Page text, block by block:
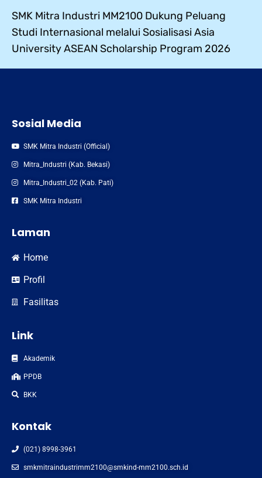
SMK Mitra Industri MM2100 Dukung Peluang
Studi Internasional melalui Sosialisasi Asia
University ASEAN Scholarship Program 2026
Sosial Media
SMK Mitra Industri (Official)
Mitra_Industri (Kab. Bekasi)
Mitra_Industri_02 (Kab. Pati)
SMK Mitra Industri
Laman
Home
Profil
Fasilitas
Link
Akademik
PPDB
BKK
Kontak
(021) 8998-3961
smkmitraindustrimm2100@smkind-mm2100.sch.id